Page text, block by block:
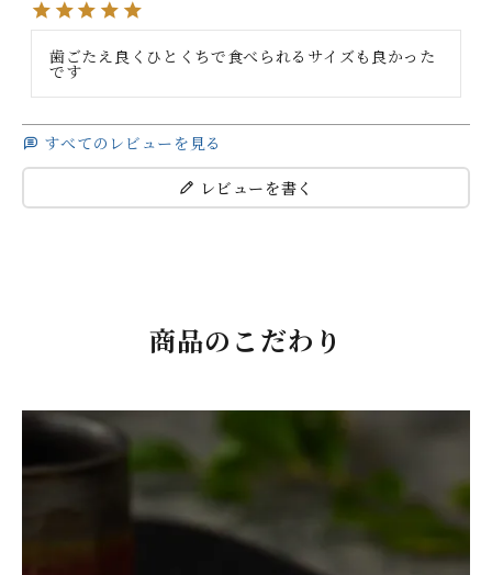
歯ごたえ良くひとくちで食べられるサイズも良かった
です
すべてのレビューを見る
レビューを書く
商品のこだわり